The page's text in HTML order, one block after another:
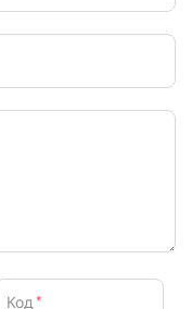
Код *